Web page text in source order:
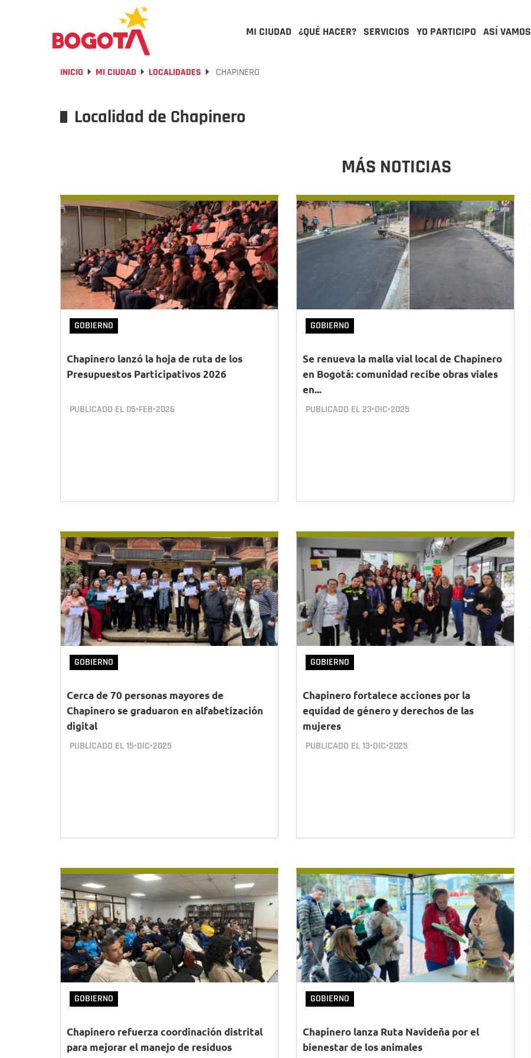
MI CIUDAD ¿QUÉ HACER? SERVICIOS YO PARTICIPO ASÍ VAMOS
INICIO MI CIUDAD LOCALIDADES CHAPINERO
Localidad de Chapinero
MÁS NOTICIAS
GOBIERNO
Chapinero lanzó la hoja de ruta de los
Presupuestos Participativos 2026
PUBLICADO EL 05•FEB•2026
GOBIERNO
Se renueva la malla vial local de Chapinero
en Bogotá: comunidad recibe obras viales
en...
PUBLICADO EL 23•DIC•2025
GOBIERNO
Cerca de 70 personas mayores de
Chapinero se graduaron en alfabetización
digital
PUBLICADO EL15•DIC•2025
GOBIERNO
Chapinero fortalece acciones por la
equidad de género y derechos de las
mujeres
PUBLICADO EL13•DIC•2025
GOBIERNO
Chapinero refuerza coordinación distrital
para mejorar el manejo de residuos
GOBIERNO
Chapinero lanza Ruta Navideña por el
bienestar de los animales